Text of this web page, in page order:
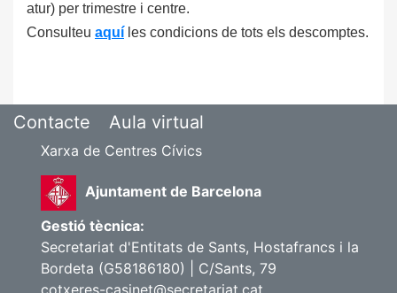
atur) per trimestre i centre.
Consulteu aquí les condicions de tots els descomptes.
Contacte Aula virtual
Xarxa de Centres Cívics
Ajuntament de Barcelona
Gestió tècnica:
Secretariat d'Entitats de Sants, Hostafrancs i la
Bordeta (G58186180) | C/Sants, 79
cotxeres-casinet@secretariat.cat